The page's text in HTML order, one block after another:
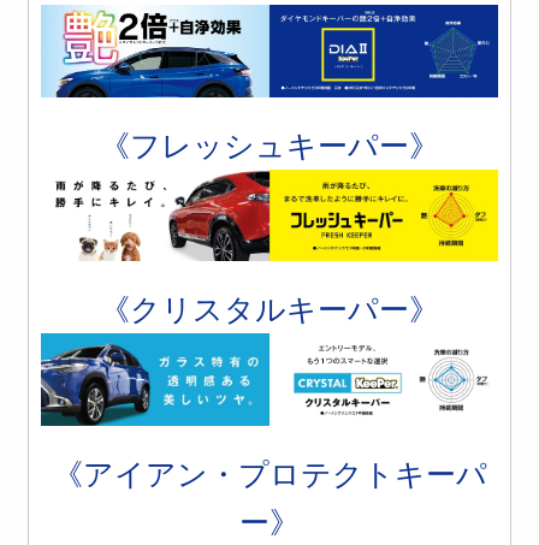
《フレッシュキーパー》
《クリスタルキーパー》
《アイアン・プロテクトキーパ
ー》